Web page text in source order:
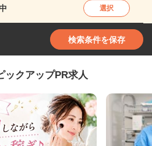
選択
検索条件を保存
ックアップPR求人